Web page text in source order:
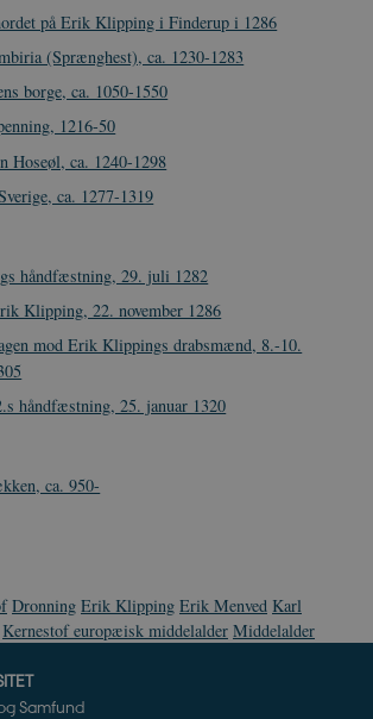
på Erik Klipping i Finderup i 1286
(Sprænghest), ca. 1230-1283
borge, ca. 1050-1550
1216-50
Hoseøl, ca. 1240-1298
ca. 1277-1319
håndfæstning, 29. juli 1282
Klipping, 22. november 1286
mod Erik Klippings drabsmænd, 8.-10.
håndfæstning, 25. januar 1320
ca. 950-
Dronning Erik Klipping Erik Menved Karl
Kernestof europæisk middelalder Middelalder
Samfund
CookieScript